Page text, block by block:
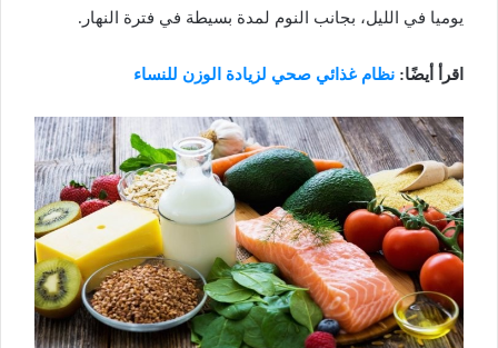
يوميا في الليل، بجانب النوم لمدة بسيطة في فترة النهار.
اقرأ أيضًا: نظام غذائي صحي لزيادة الوزن للنساء